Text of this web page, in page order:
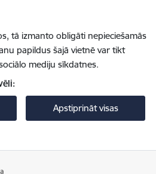
tā izmanto obligāti nepieciešamās
papildus šajā vietnē var tikt
mediju sīkdatnes.
Apstiprināt visas